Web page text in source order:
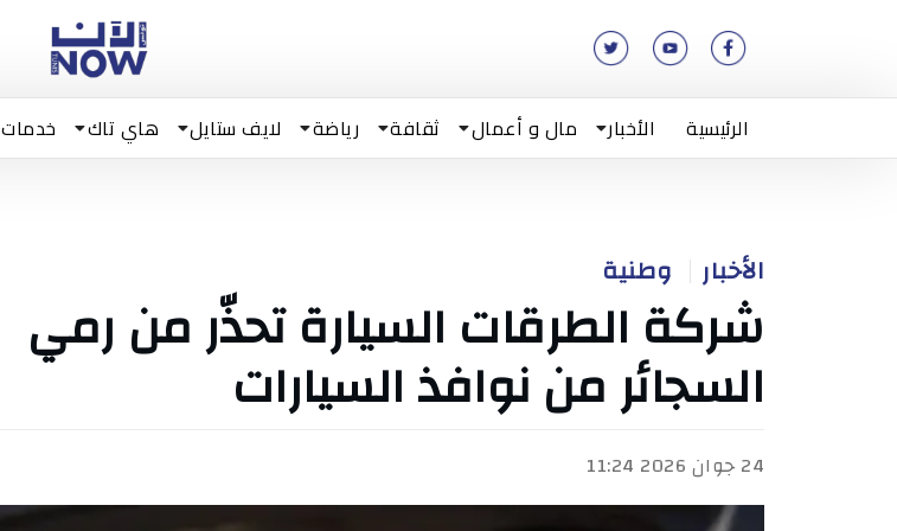
الرئيسية الأخبار مال و أعمال ثقافة رياضة لايف ستايل هاي تاك خدمات
الأخبار وطنية
شركة الطرقات السيارة تحذّر من رمي
السجائر من نوافذ السيارات
24 جوان 2026 11:24